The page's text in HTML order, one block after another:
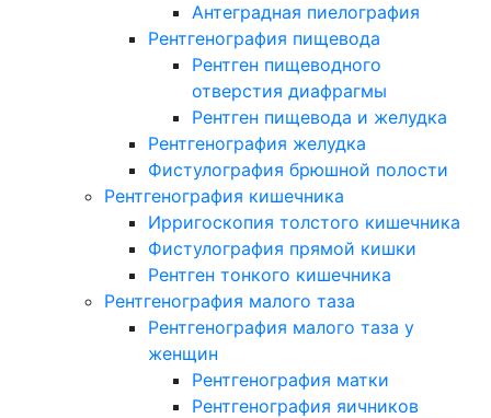
Антеградная пиелография
Рентгенография пищевода
Рентген пищеводного
отверстия диафрагмы
Рентген пищевода и желудка
Рентгенография желудка
Фистулография брюшной полости
Рентгенография кишечника
Ирригоскопия толстого кишечника
Фистулография прямой кишки
Рентген тонкого кишечника
Рентгенография малого таза
Рентгенография малого таза у
женщин
Рентгенография матки
Рентгенография яичников